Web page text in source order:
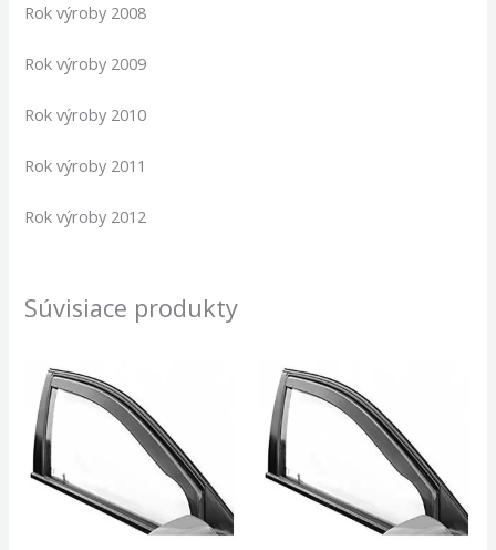
Rok výroby 2008
Rok výroby 2009
Rok výroby 2010
Rok výroby 2011
Rok výroby 2012
Súvisiace produkty